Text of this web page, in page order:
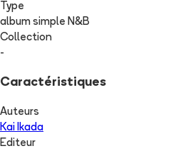
Type
album simple N&B
Collection
-
Caractéristiques
Auteurs
Kai Ikada
Editeur